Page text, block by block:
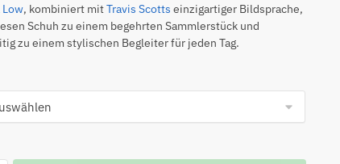
Low, kombiniert mitTravis Scotts einzigartiger Bildsprache,
Schuh zu einem begehrten Sammlerstück und
zu einem stylischen Begleiter für jeden Tag.